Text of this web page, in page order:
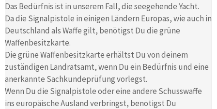
Das Bedürfnis ist in unserem Fall, die seegehende Yacht.
Da die Signalpistole in einigen Ländern Europas, wie auch in
Deutschland als Waffe gilt, benötigst Du die grüne
Waffenbesitzkarte.
Die grüne Waffenbesitzkarte erhältst Du von deinem
zuständigen Landratsamt, wenn Du ein Bedürfnis und eine
anerkannte Sachkundeprüfung vorlegst.
Wenn Du die Signalpistole oder eine andere Schusswaffe
ins europäische Ausland verbringst, benötigst Du